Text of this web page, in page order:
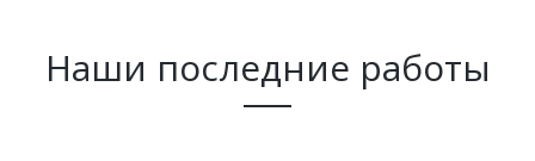
Наши последние работы